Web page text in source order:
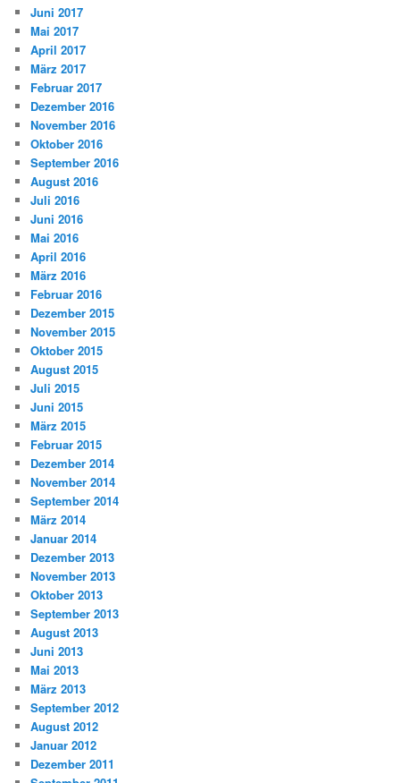
Juni 2017
Mai 2017
April 2017
März 2017
Februar 2017
Dezember 2016
November 2016
Oktober 2016
September 2016
August 2016
Juli 2016
Juni 2016
Mai 2016
April 2016
März 2016
Februar 2016
Dezember 2015
November 2015
Oktober 2015
August 2015
Juli 2015
Juni 2015
März 2015
Februar 2015
Dezember 2014
November 2014
September 2014
März 2014
Januar 2014
Dezember 2013
November 2013
Oktober 2013
September 2013
August 2013
Juni 2013
Mai 2013
März 2013
September 2012
August 2012
Januar 2012
Dezember 2011